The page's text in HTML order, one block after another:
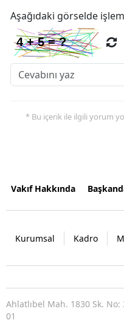
Aşağıdaki görselde
* Bu içerik ile ilgili yorum
Vakıf Hakkında
Kurumsal Kadro
Ahlatlıbel Mah. 1830 Sk. No:
01